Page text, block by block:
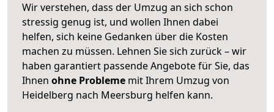
Wir verstehen, dass der Umzug an sich schon
stressig genug ist, und wollen Ihnen dabei
helfen, sich keine Gedanken über die Kosten
machen zu müssen. Lehnen Sie sich zurück – wir
haben garantiert passende Angebote für Sie, das
Ihnen ohne Probleme mit Ihrem Umzug von
Heidelberg nach Meersburg helfen kann.